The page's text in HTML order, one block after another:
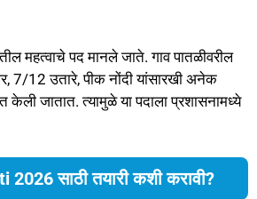
महत्वाचे पद मानले जाते. गाव पातळीवरील
7/12 उतारे, पीक नोंदी यांसारखी अनेक
केली जातात. त्यामुळे या पदाला प्रशासनामध्ये
साठी तयारी कशी करावी?